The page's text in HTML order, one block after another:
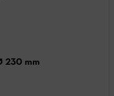
230 mm